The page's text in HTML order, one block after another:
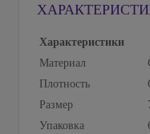
Характеристики
Материал
Плотность
Размер
Упаковка